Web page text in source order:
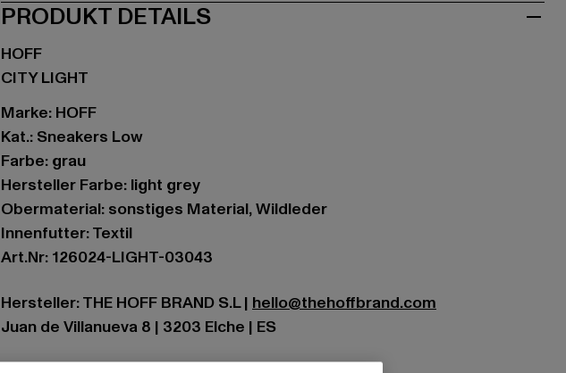
PRODUKT DETAILS
HOFF
CITY LIGHT
Marke: HOFF
Kat.: Sneakers Low
Farbe: grau
Hersteller Farbe: light grey
Obermaterial: sonstiges Material, Wildleder
Innenfutter: Textil
Art.Nr: 126024-LIGHT-03043
Hersteller: THE HOFF BRAND S.L | hello@thehoffbrand.com
Juan de Villanueva 8 | 3203 Elche | ES